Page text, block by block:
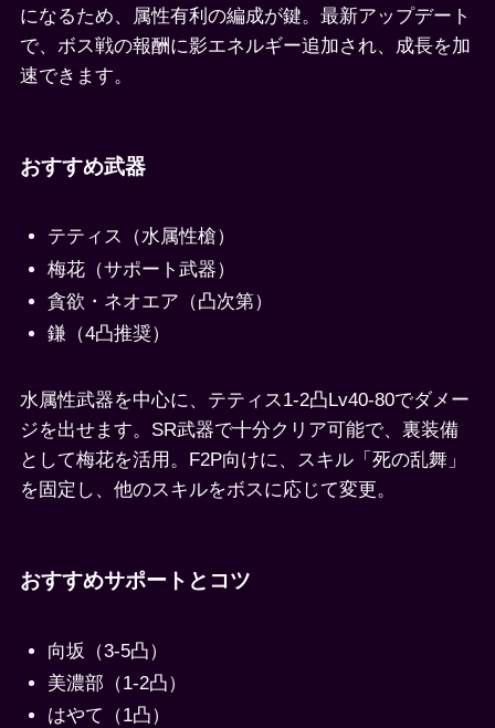
になるため、属性有利の編成が鍵。最新アップデート
で、ボス戦の報酬に影エネルギー追加され、成長を加
速できます。
おすすめ武器
テティス（水属性槍）
梅花（サポート武器）
貪欲・ネオエア（凸次第）
鎌（4凸推奨）
水属性武器を中心に、テティス1-2凸Lv40-80でダメー
ジを出せます。SR武器で十分クリア可能で、裏装備
として梅花を活用。F2P向けに、スキル「死の乱舞」
を固定し、他のスキルをボスに応じて変更。
おすすめサポートとコツ
向坂（3-5凸）
美濃部（1-2凸）
はやて（1凸）